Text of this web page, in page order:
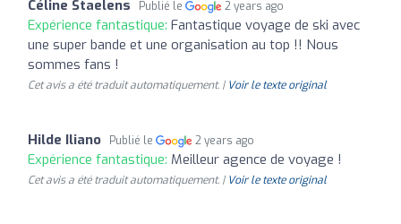
Céline Staelens Publié le 2 years ago
Expérience fantastique: Fantastique voyage de ski avec
une super bande et une organisation au top !! Nous
sommes fans !
Cet avis a été traduit automatiquement. | Voir le texte original
Hilde Iliano Publié le 2 years ago
Expérience fantastique: Meilleur agence de voyage !
Cet avis a été traduit automatiquement. | Voir le texte original